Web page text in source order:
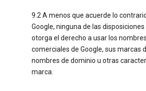
9.2 A menos que acuerde lo
Google, ninguna de las
otorga el derecho a usar los
comerciales de Google, sus marcas
nombres de dominio u otras
marca.